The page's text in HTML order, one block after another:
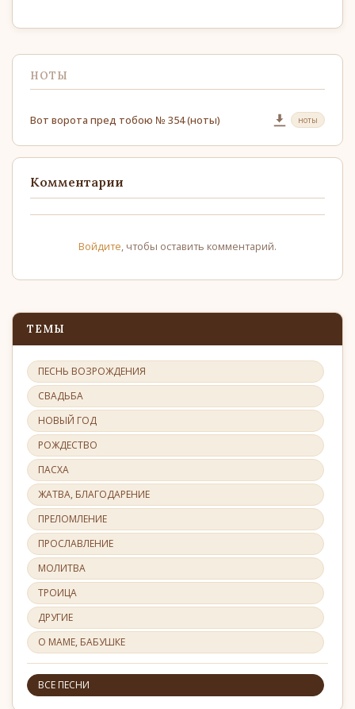
НОТЫ
Вот ворота пред тобою № 354 (ноты) ноты
Комментарии
Войдите, чтобы оставить комментарий.
ТЕМЫ
ПЕСНЬ ВОЗРОЖДЕНИЯ
СВАДЬБА
НОВЫЙ ГОД
РОЖДЕСТВО
ПАСХА
ЖАТВА, БЛАГОДАРЕНИЕ
ПРЕЛОМЛЕНИЕ
ПРОСЛАВЛЕНИЕ
МОЛИТВА
ТРОИЦА
ДРУГИЕ
О МАМЕ, БАБУШКЕ
ВСЕ ПЕСНИ